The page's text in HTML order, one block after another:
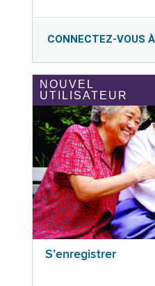
CONNECTEZ-VOUS
NOUVEL
UTILISATEUR
S’enregistrer